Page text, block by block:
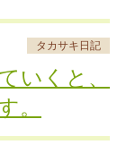
わんど
タカサキ日記
いくと、
。